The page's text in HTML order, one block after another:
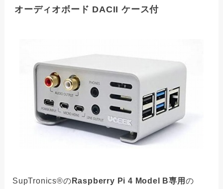
オーディオボード DACII ケース付
SupTronics®の Raspberry Pi 4 Model B専用 の